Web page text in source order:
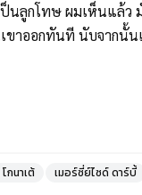
นลูกโทษ ผมเห็นแล้
ขาออกทันที นับจากนั้น
กนาเต้ เมอร์ซี่ย์ไซด์ ดาร์บี้